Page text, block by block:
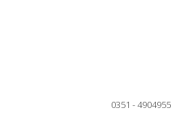
0351 - 4904955